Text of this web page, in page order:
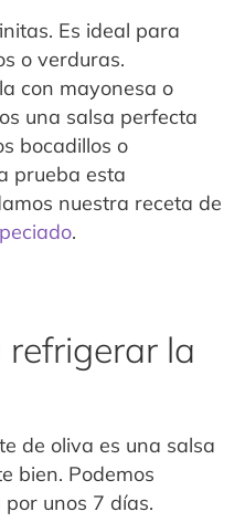
Es ideal para
o verduras.
con mayonesa o
una salsa perfecta
bocadillos o
prueba esta
nuestra receta de
.
refrigerar la
de oliva es una salsa
bien. Podemos
unos 7 días.